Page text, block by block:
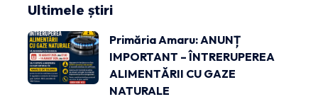
Ultimele știri
Primăria Amaru: ANUNȚ
IMPORTANT – ÎNTRERUPEREA
ALIMENTĂRII CU GAZE
NATURALE